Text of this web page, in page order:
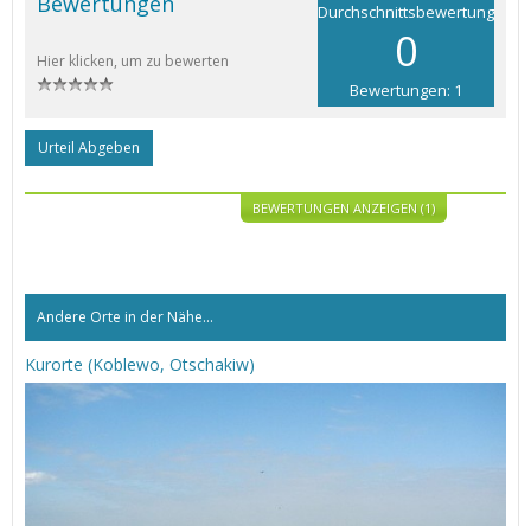
Durchschnittsbewertung
0
Bewertungen: 1
Hier klicken, um zu bewerten
Urteil Abgeben
BEWERTUNGEN ANZEIGEN (1)
Andere Orte in der Nähe...
Kurorte (Koblewo, Otschakiw)